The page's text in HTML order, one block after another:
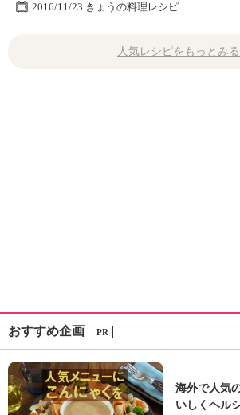
2016/11/23 きょうの料理レシピ
人気レシピをもっとみる
おすすめ企画 PR
海外で人気
いしくヘル